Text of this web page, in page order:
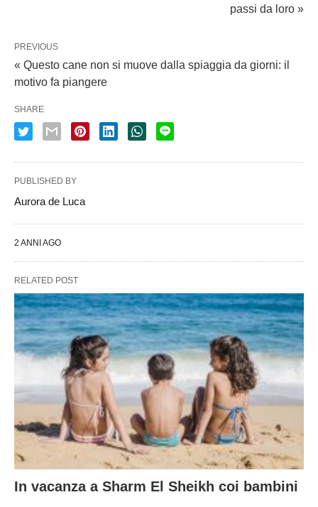
passi da loro »
PREVIOUS
« Questo cane non si muove dalla spiaggia da giorni: il
motivo fa piangere
SHARE
PUBLISHED BY
Aurora de Luca
2 ANNI AGO
RELATED POST
In vacanza a Sharm El Sheikh coi bambini